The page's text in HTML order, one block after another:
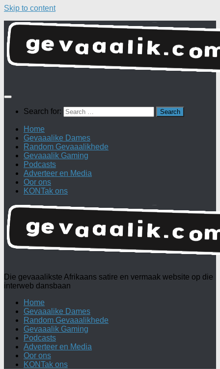
Skip to content
Search for:
Home
Gevaaalike Dames
Random Gevaaalikhede
Gevaaalik Gaming
Podcasts
Adverteer en Media
Oor ons
KONTak ons
Die gevaaalikste Afrikaans satire en vermaak website op die
interweb dansbaan
Home
Gevaaalike Dames
Random Gevaaalikhede
Gevaaalik Gaming
Podcasts
Adverteer en Media
Oor ons
KONTak ons